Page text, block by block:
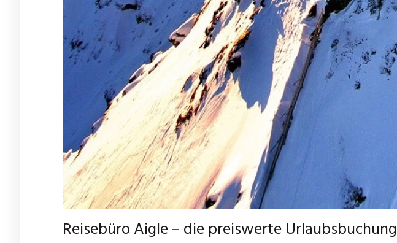
Reisebüro Aigle – die preiswerte Urlaubsbuchung